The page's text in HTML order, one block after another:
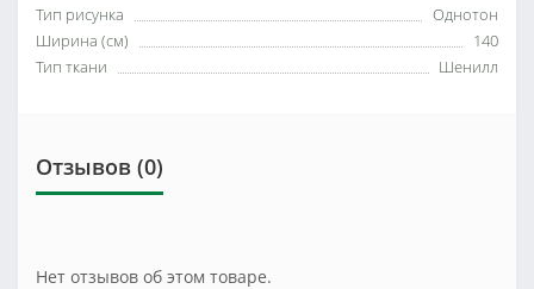
Тип рисунка
Однотон
Ширина (см)
140
Тип ткани
Шенилл
Отзывов (0)
Нет отзывов об этом товаре.